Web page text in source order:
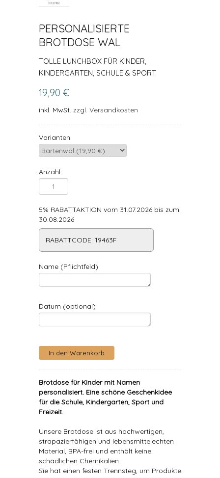
PERSONALISIERTE
BROTDOSE WAL
TOLLE LUNCHBOX FÜR KINDER,
KINDERGARTEN, SCHULE & SPORT
19,90 €
inkl. MwSt. zzgl. Versandkosten
Varianten
Anzahl:
5% RABATTAKTION vom 31.07.2026 bis zum
30.08.2026
RABATTCODE: 19463F
Name (Pflichtfeld)
Datum (optional)
Brotdose für Kinder mit Namen
personalisiert. Eine schöne Geschenkidee
für die Schule, Kindergarten, Sport und
Freizeit.
Unsere Brotdose ist aus hochwertigen,
strapazierfähigen und lebensmittelechten
Material, BPA-frei und enthält keine
schädlichen Chemikalien
Sie hat einen festen Trennsteg, um Produkte